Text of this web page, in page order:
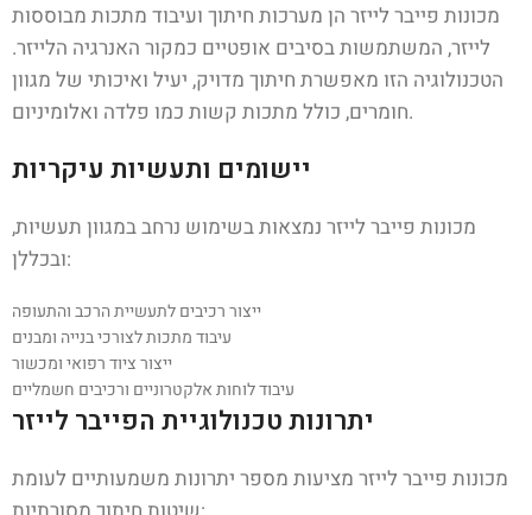
מכונות פייבר לייזר הן מערכות חיתוך ועיבוד מתכות מבוססות
לייזר, המשתמשות בסיבים אופטיים כמקור האנרגיה הלייזר.
הטכנולוגיה הזו מאפשרת חיתוך מדויק, יעיל ואיכותי של מגוון
חומרים, כולל מתכות קשות כמו פלדה ואלומיניום.
יישומים ותעשיות עיקריות
מכונות פייבר לייזר נמצאות בשימוש נרחב במגוון תעשיות,
ובכללן:
ייצור רכיבים לתעשיית הרכב והתעופה
עיבוד מתכות לצורכי בנייה ומבנים
ייצור ציוד רפואי ומכשור
עיבוד לוחות אלקטרוניים ורכיבים חשמליים
יתרונות טכנולוגיית הפייבר לייזר
מכונות פייבר לייזר מציעות מספר יתרונות משמעותיים לעומת